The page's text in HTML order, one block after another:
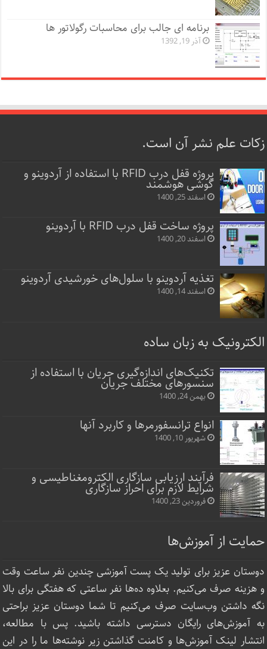
برنامه ای جالب برای محاسبات رگولاتور ها
آذر 19, 1392
زکات علم نشر آن است.
پروژه قفل‌ درب RFID با استفاده از آردوینو و
گوشی هوشمند
اسفند 25, 1400
پروژه ساخت قفل‌ درب RFID با آردوینو
اسفند 20, 1400
تغذیه آردوینو با سلول‌های خورشیدی آردوینو
اسفند 14, 1400
الکترونیک به زبان ساده
تکنیک‌های اندازه‌گیری جریان با استفاده از
سنسورهای مختلف جریان
بهمن 24, 1400
انواع ترانسفورمرها و کاربرد آنها
شهریور 10, 1400
فرآیند ارزیابی سازگاری الکترومغناطیسی و
شرایط لازم برای احراز سازگاری
فروردین 23, 1400
حمایت از آموزش‌ها
دوستان عزیز برای تولید یک پست آموزشی چندین نفر ساعت‌ وقت
و هزینه صرف می‌کنیم. بعلاوه ده‌ها نفر ساعتی که هفتگی برای بالا
نگه داشتن وب‌سایت صرف ‌می‌کنیم تا شما دوستان عزیز براحتی
به آموزش‌های رایگان دسترسی داشته باشید. پس با مطالعه،
انتشار لینک‌ آموزش‌ها و کامنت گذاشتن زیر نوشته‌‌ها ما را در این